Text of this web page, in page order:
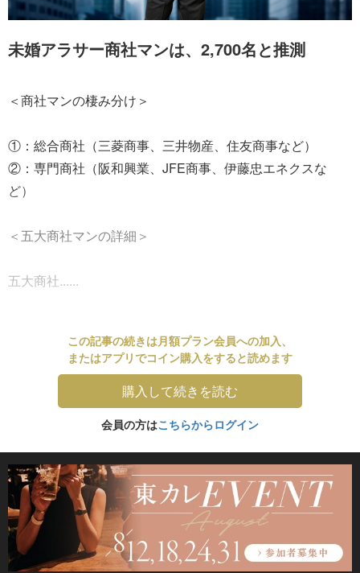
未婚アラサー商社マンは、2,700名と推測
＜商社マンの棲み分け＞
①：総合商社（三菱商事、三井物産、住友商事など）
②：専門商社（阪和興業、JFE商事、伊藤忠エネクスな
ど）
＜五大商社マンの詳細＞
五大商社......
この記事の続きは月額プラン会員への加入、
またはアプリでコイン購入をすると読めます
購入して続きを読む
会員の方はこちらからログイン